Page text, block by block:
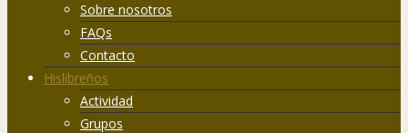
Sobre nosotros
FAQs
Contacto
Hislibreños
Actividad
Grupos